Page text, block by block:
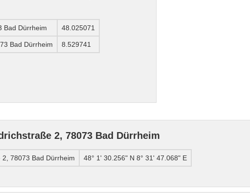
Bad Dürrheim 48.025071
Bad Dürrheim 8.529741
2, 78073 Bad Dürrheim
78073 Bad Dürrheim 48° 1' 30.256" N 8° 31' 47.068" E